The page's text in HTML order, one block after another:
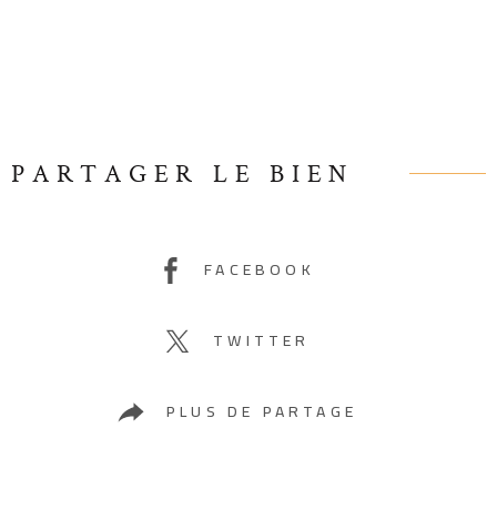
PARTAGER LE BIEN
FACEBOOK
TWITTER
PLUS DE PARTAGE